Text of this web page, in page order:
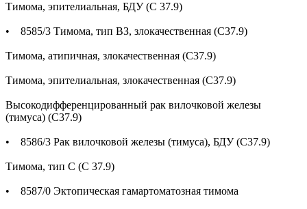
Тимома, эпителиальная, БДУ (С 37.9)
• 8585/3 Тимома, тип ВЗ, злокачественная (С37.9)
Тимома, атипичная, злокачественная (С37.9)
Тимома, эпителиальная, злокачественная (С37.9)
Высокодифференцированный рак вилочковой железы
(тимуса) (С37.9)
• 8586/3 Рак вилочковой железы (тимуса), БДУ (С37.9)
Тимома, тип С (С 37.9)
• 8587/0 Эктопическая гамартоматозная тимома